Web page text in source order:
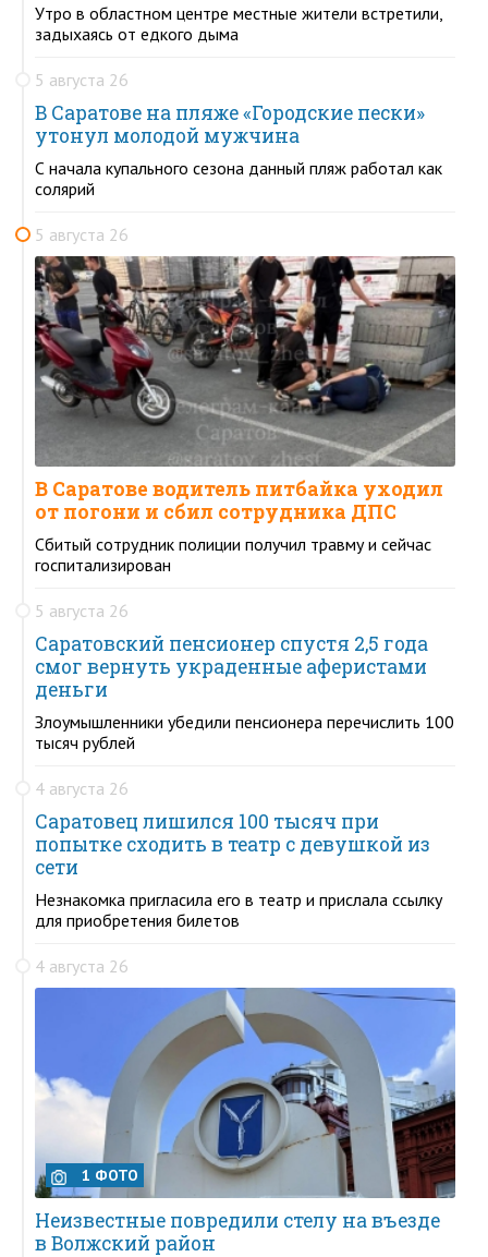
Утро в областном центре местные жители встретили,
задыхаясь от едкого дыма
5 августа 26
В Саратове на пляже «Городские пески»
утонул молодой мужчина
С начала купального сезона данный пляж работал как
солярий
5 августа 26
В Саратове водитель питбайка уходил
от погони и сбил сотрудника ДПС
Сбитый сотрудник полиции получил травму и сейчас
госпитализирован
5 августа 26
Саратовский пенсионер спустя 2,5 года
смог вернуть украденные аферистами
деньги
Злоумышленники убедили пенсионера перечислить 100
тысяч рублей
4 августа 26
Саратовец лишился 100 тысяч при
попытке сходить в театр с девушкой из
сети
Незнакомка пригласила его в театр и прислала ссылку
для приобретения билетов
4 августа 26
1 ФОТО
Неизвестные повредили стелу на въезде
в Волжский район